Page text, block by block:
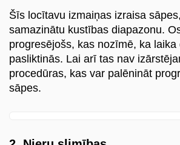
Šīs locītavu izmaiņas izraisa
samazinātu kustības diapazonu.
progresējošs, kas nozīmē, ka laika
pasliktinās. Lai arī tas nav
procedūras, kas var palēnināt
sāpes.